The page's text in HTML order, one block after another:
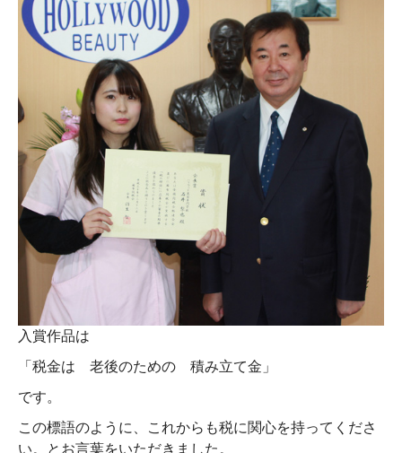
入賞作品は
「税金は 老後のための 積み立て金」
です。
この標語のように、これからも税に関心を持ってくださ
い。とお言葉をいただきました。